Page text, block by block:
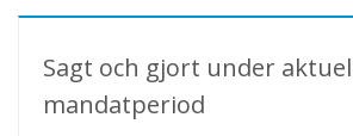
Sagt och gjort under
mandatperiod